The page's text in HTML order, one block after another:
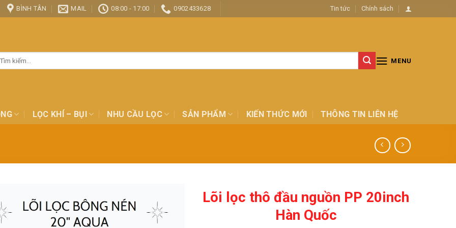
BÌNH TÂN MAIL 08:00 - 17:00 0902433628 Tin tức Chính sách
MENU
LỌC KHÍ – BỤI NHU CẦU LỌC SẢN PHẨM KIẾN THỨC MỚI THÔNG TIN LIÊN HỆ
Lõi lọc thô đầu nguồn PP 20inch
Hàn Quốc